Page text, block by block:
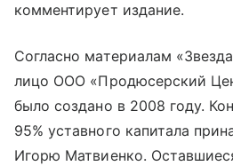
комментирует издание.
Согласно материалам
лицо ООО «Продюсерский
было создано в 2008 году.
95% уставного капитала
Игорю Матвиенко.